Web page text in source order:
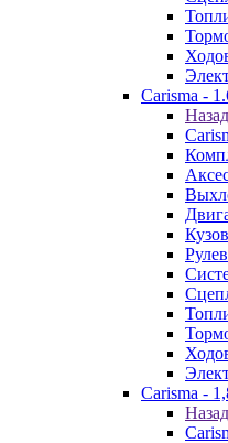
Carisma -
Назад
Carisma -
Назад